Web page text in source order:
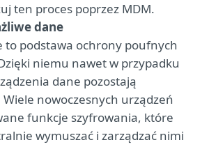
ten proces poprzez MDM.
dane
to podstawa ochrony poufnych
niemu nawet w przypadku
dane pozostają
Wiele nowoczesnych urządzeń
funkcje szyfrowania, które
wymuszać i zarządzać nimi